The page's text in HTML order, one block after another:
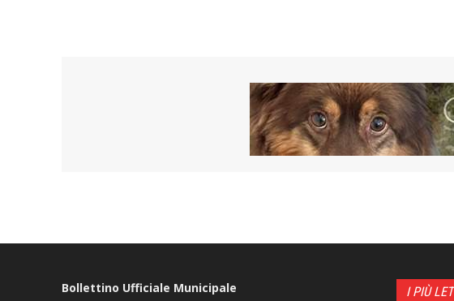
Bollettino Ufficiale Municipale I PIÙ